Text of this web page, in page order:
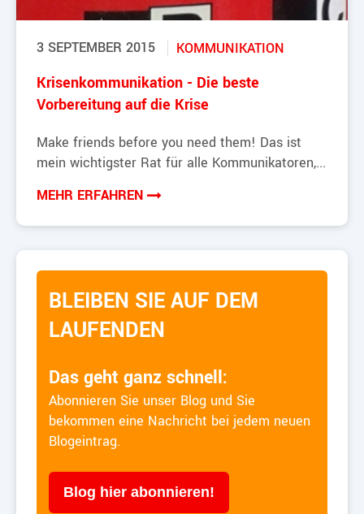
3 SEPTEMBER 2015 KOMMUNIKATION
Krisenkommunikation - Die beste
Vorbereitung auf die Krise
Make friends before you need them! Das ist
mein wichtigster Rat für alle Kommunikatoren,...
MEHR ERFAHREN
BLEIBEN SIE AUF DEM
LAUFENDEN
Das geht ganz schnell:
Abonnieren Sie unser Blog und Sie
bekommen eine Nachricht bei jedem neuen
Blogeintrag.
Blog hier abonnieren!